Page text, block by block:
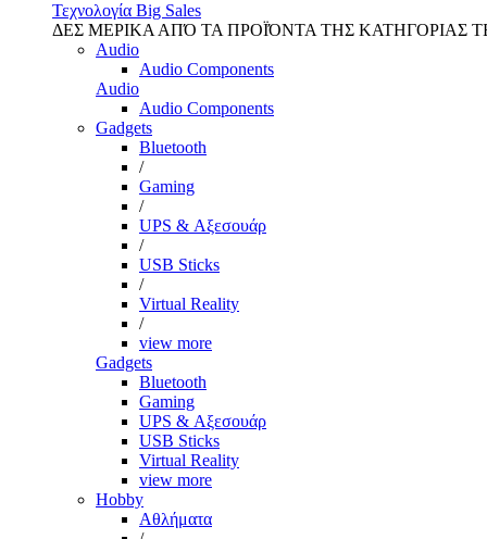
Τεχνολογία Big Sales
ΔΕΣ ΜΕΡΙΚΑ ΑΠΌ ΤΑ ΠΡΟΪΌΝΤΑ ΤΗΣ ΚΑΤΗΓΟΡΙΑΣ
Audio
Audio Components
Audio
Audio Components
Gadgets
Bluetooth
/
Gaming
/
UPS & Αξεσουάρ
/
USB Sticks
/
Virtual Reality
/
view more
Gadgets
Bluetooth
Gaming
UPS & Αξεσουάρ
USB Sticks
Virtual Reality
view more
Hobby
Αθλήματα